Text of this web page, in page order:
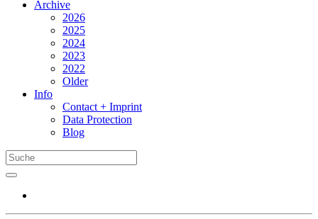
Archive
2026
2025
2024
2023
2022
Older
Info
Contact + Imprint
Data Protection
Blog